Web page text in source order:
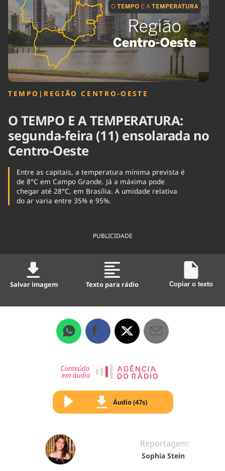
Ciência &
Tecnologia
Cinema
Educação
Infraestrutura
Internacional
Saúde
Tempo
TEMPO | REGIÃO CENTRO-OESTE
O TEMPO E A TEMPERATURA:
segunda-feira (11) ensolarada no
Centro-Oeste
Entre as capitais, a temperatura mínima prevista é
de 8°C em Campo Grande. Já a máxima pode
chegar até 28°C, em Brasília. A umidade relativa
do ar varia entre 35% e 95%.
PUBLICIDADE
Salvar imagem Texto para rádio Copiar o texto
Áudio (47s)
Reportagem:
Sophia Stein